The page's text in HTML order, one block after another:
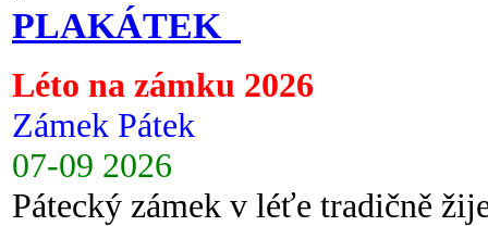
PLAKÁTEK
Léto na zámku 2026
Zámek Pátek
07-09 2026
Pátecký zámek v léťe tradičně